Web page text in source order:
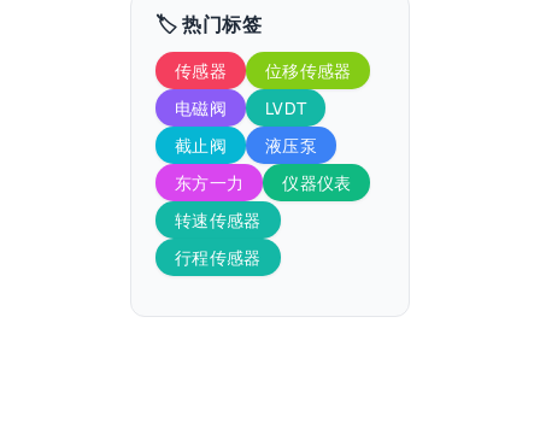
🏷️ 热门标签
传感器
位移传感器
电磁阀
LVDT
截止阀
液压泵
东方一力
仪器仪表
转速传感器
行程传感器